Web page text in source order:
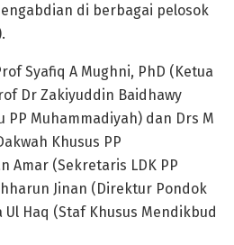
di berbagai pelosok
Syafiq A Mughni, PhD (Ketua
Dr Zakiyuddin Baidhawy
PP Muhammadiyah) dan Drs M
Khusus PP
Amar (Sekretaris LDK PP
Jinan (Direktur Pondok
Ul Haq (Staf Khusus Mendikbud